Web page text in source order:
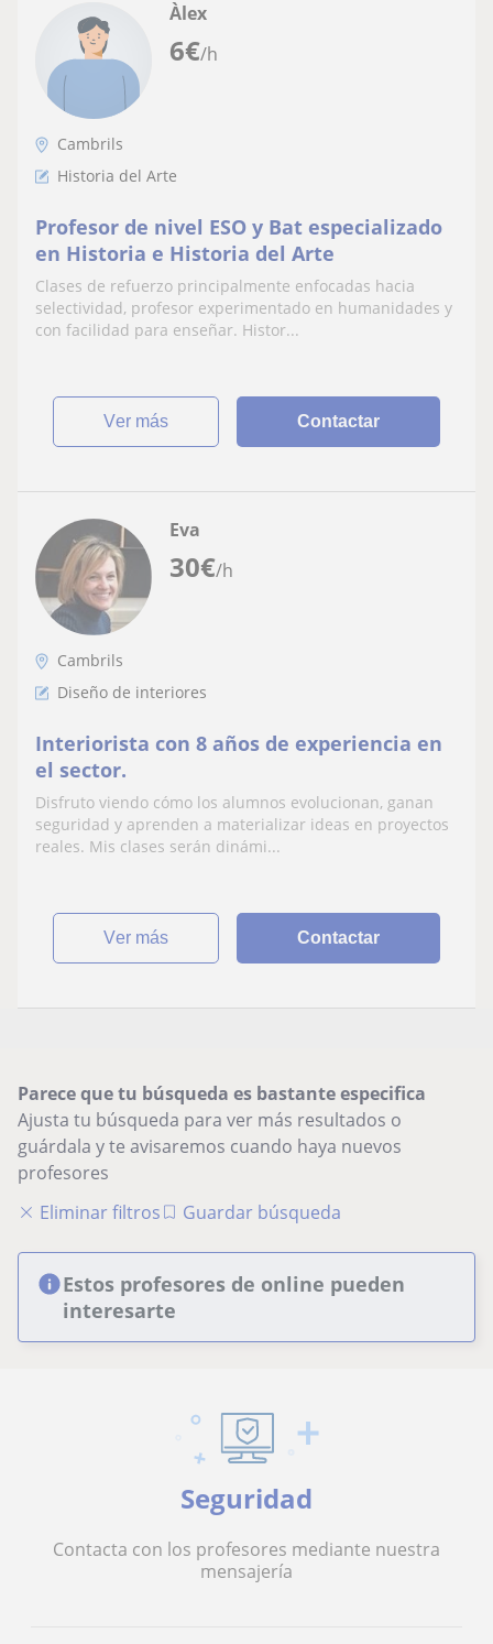
6€/h
Àlex
Cambrils
Historia del Arte
Profesor de nivel ESO y Bat especializado
en Historia e Historia del Arte
Clases de refuerzo principalmente enfocadas hacia
selectividad, profesor experimentado en humanidades y
con facilidad para enseñar. Histor...
ver más Contactar
30€/h
Eva
Cambrils
Diseño de interiores
Interiorista con 8 años de experiencia en
el sector.
Disfruto viendo cómo los alumnos evolucionan, ganan
seguridad y aprenden a materializar ideas en proyectos
reales. Mis clases serán dinámi...
ver más Contactar
Parece que tu búsqueda es bastante especifica
Ajusta tu búsqueda para ver más resultados o
guárdala y te avisaremos cuando haya nuevos
profesores
Eliminar filtros
Guardar búsqueda
Estos profesores de online pueden
interesarte
Seguridad
Contacta con los profesores mediante nuestra
mensajería